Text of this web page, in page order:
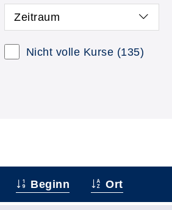
Zeitraum
Nicht volle Kurse (135)
Beginn Ort